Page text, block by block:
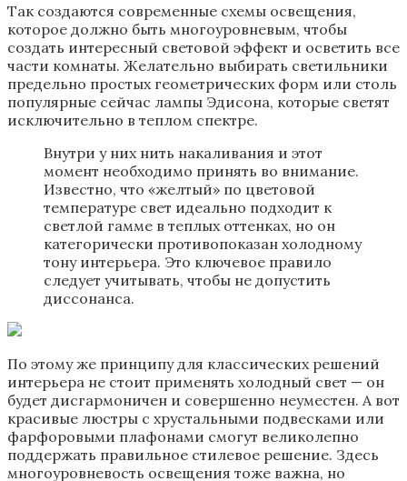
Так создаются современные схемы освещения,
которое должно быть многоуровневым, чтобы
создать интересный световой эффект и осветить все
части комнаты. Желательно выбирать светильники
предельно простых геометрических форм или столь
популярные сейчас лампы Эдисона, которые светят
исключительно в теплом спектре.
Внутри у них нить накаливания и этот
момент необходимо принять во внимание.
Известно, что «желтый» по цветовой
температуре свет идеально подходит к
светлой гамме в теплых оттенках, но он
категорически противопоказан холодному
тону интерьера. Это ключевое правило
следует учитывать, чтобы не допустить
диссонанса.
По этому же принципу для классических решений
интерьера не стоит применять холодный свет — он
будет дисгармоничен и совершенно неуместен. А вот
красивые люстры с хрустальными подвесками или
фарфоровыми плафонами смогут великолепно
поддержать правильное стилевое решение. Здесь
многоуровневость освещения тоже важна, но